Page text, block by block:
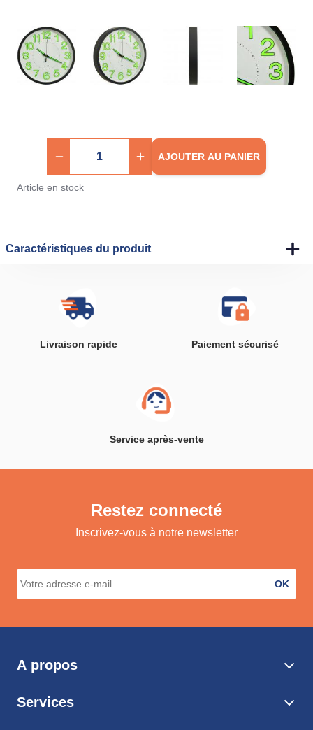
AJOUTER AU PANIER
Article en stock
Caractéristiques du produit
Livraison rapide Paiement sécurisé
Service après-vente
Restez connecté
Inscrivez-vous à notre newsletter
OK
A propos
Services